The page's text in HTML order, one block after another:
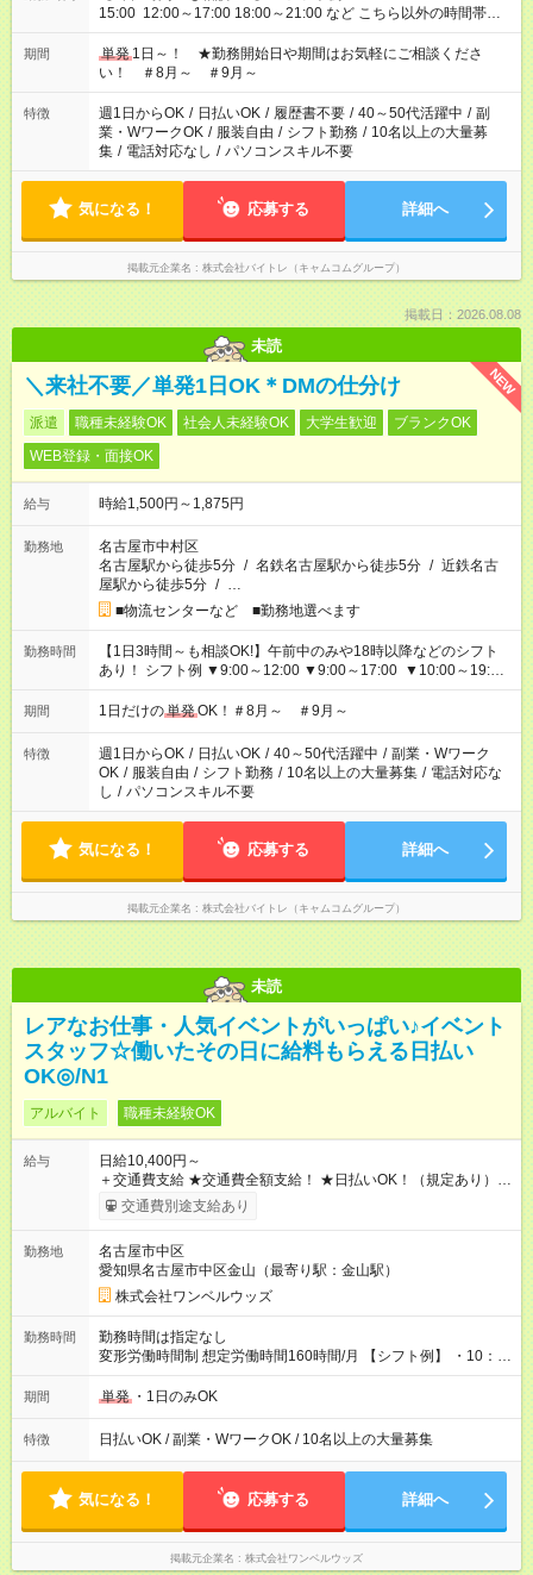
15:00 12:00～17:00 18:00～21:00 など こちら以外の時間帯も
お気軽にご相談ください！
期間 単発 1日～！ ★勤務開始日や期間はお気軽にご相談くださ
い！ ＃8月～ ＃9月～
特徴 週1日からOK / 日払いOK / 履歴書不要 / 40～50代活躍中 / 副
業・WワークOK / 服装自由 / シフト勤務 / 10名以上の大量募
集 / 電話対応なし / パソコンスキル不要
気になる！ 応募する 詳細へ
掲載元企業名 株式会社バイトレ（キャムコムグループ）
掲載日：2026.08.08
未読
NEW
＼来社不要／単発1日OK＊DMの仕分け
派遣 職種未経験OK 社会人未経験OK 大学生歓迎
ブランクOK
WEB登録・面接OK
給与 時給1,500円～1,875円
勤務地
名古屋市中村区
名古屋駅から徒歩5分 / 名鉄名古屋駅から徒歩5分 / 近鉄名古
屋駅から徒歩5分 / …
■物流センターなど ■勤務地選べます
勤務時間
【1日3時間～も相談OK!】午前中のみや18時以降などのシフト
あり！ シフト例 ▼9:00～12:00 ▼9:00～17:00 ▼10:00～19:00
▼18:00～21:00
期間 1日だけの単発OK！＃8月～ ＃9月～
特徴 週1日からOK / 日払いOK / 40～50代活躍中 / 副業・Wワーク
OK / 服装自由 / シフト勤務 / 10名以上の大量募集 / 電話対応な
し / パソコンスキル不要
気になる！ 応募する 詳細へ
掲載元企業名 株式会社バイトレ（キャムコムグループ）
未読
レアなお仕事・人気イベントがいっぱい♪イベント
スタッフ☆働いたその日に給料もらえる日払い
OK◎/N1
アルバイト 職種未経験OK
給与
日給10,400円～
＋交通費支給 ★交通費全額支給！ ★日払いOK！（規定あり） ┗
働いたその日に現金GET♪ お仕事後はコンビニATMから 日払
交通費別途支給あり
勤務地
名古屋市中区
愛知県名古屋市中区金山（最寄り駅：金山駅）
株式会社ワンベルウッズ
勤務時間
勤務時間は指定なし
変形労働時間制 想定労働時間160時間/月 【シフト例】 ・10：
00～20：00
期間 単発 ・1日のみOK
特徴 日払いOK / 副業・WワークOK / 10名以上の大量募集
気になる！ 応募する 詳細へ
掲載元企業名 株式会社ワンベルウッズ